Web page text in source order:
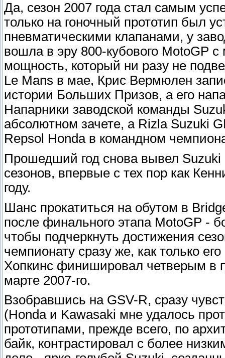
Да, сезон 2007 года стал самым
только на гоночный прототип был
пневматическими клапанами, у
вошла в эру 800-кубового MotoGP
мощность, который ни разу не
Le Mans в мае, Крис Вермюлен
истории Больших Призов, а его
Напарники заводской команды
абсолютном зачете, а Rizla Suzuki
Repsol Honda в командном
Прошедший год снова вывел
сезонов, впервые с тех пор как
году.
Шанс прокатиться на обутом в
после финального этапа MotoGP -
чтобы подчеркнуть достижения
чемпионату сразу же, как только
Хопкинс финишировал четверым в
марте 2007-го.
Взобравшись на GSV-R, сразу
(Honda и Kawasaki мне удалось
прототипами, прежде всего, по
байк, контрастировал с более